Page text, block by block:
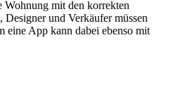
Wohnung mit den korrekten
und Verkäufer müssen
eine App kann dabei ebenso mit